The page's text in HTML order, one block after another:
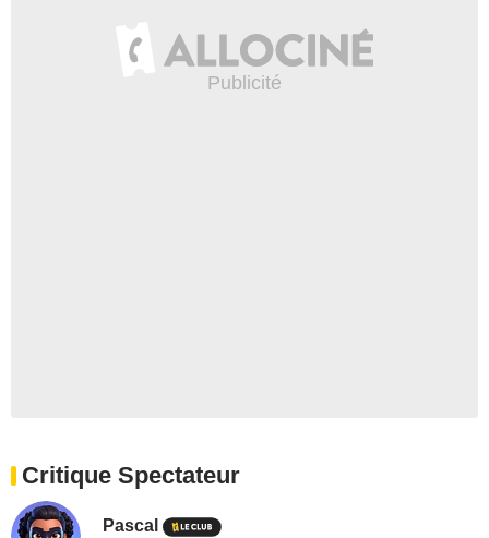
Critique Spectateur
Pascal